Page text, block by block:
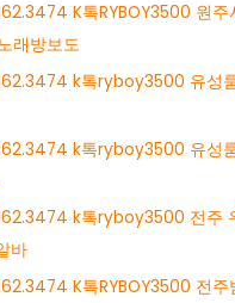
K톡RYBOY3500 원주
래방보도
k톡ryboy3500 유성
k톡ryboy3500 유성
k톡ryboy3500 전주
바
K톡RYBOY3500 전주